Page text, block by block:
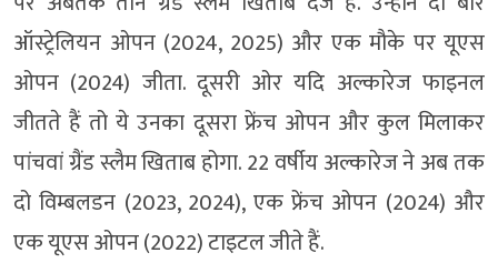
ऑस्ट्रेलियन ओपन (2024, 2025) और एक मौके पर यूएस
ओपन (2024) जीता. दूसरी ओर यदि अल्कारेज फाइनल
जीतते हैं तो ये उनका दूसरा फ्रेंच ओपन और कुल मिलाकर
पांचवां ग्रैंड स्लैम खिताब होगा. 22 वर्षीय अल्कारेज ने अब तक
दो विम्बलडन (2023, 2024), एक फ्रेंच ओपन (2024) और
एक यूएस ओपन (2022) टाइटल जीते हैं.